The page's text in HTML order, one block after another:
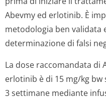
Abevmy ed erlotinib. È
metodologia ben validata
determinazione di falsi
La dose raccomandata di
erlotinib è di 15 mg/kg
3 settimane mediante